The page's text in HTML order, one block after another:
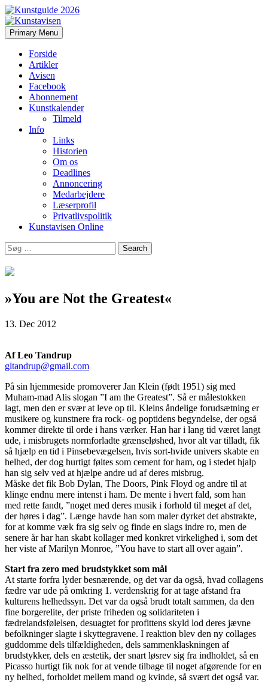
Kunstavisen
Search
Primary Menu Skip
to
Forside
Artikler
Avisen
Facebook
Abonnement
Kunstkalender
Tilmeld
Info
Links
Historien
Om os
Deadlines
Annoncering
Medarbejdere
Læserprofil
Privatlivspolitik
Kunstavisen Online
Search
for:
»You are Not the Greatest«
13. Dec 2012
Af Leo Tandrup
gltandrup@gmail.com
På sin hjemmeside promoverer Jan Klein (født 1951) sig med
Muham-mad Alis slogan ”I am the Greatest”. Så er målestokken
lagt, men den er svær at leve op til. Kleins åndelige forudsætning er
musikere og kunstnere fra rock- og poptidens begyndelse, der også
kommer direkte til orde i hans værker. Han har i lang tid været langt
ude, i misbrugets normforladte grænseløshed, hvor alt var tilladt, fik
så hjælp en tid i Pinsebevægelsen, hvis sort-hvide univers skabte en
helhed, der dog hurtigt føltes som cement for ham, og i stedet hjalp
han sig selv ved at hjælpe andre ud af deres misbrug.
Måske det fik Bob Dylan, The Doors, Pink Floyd og andre til at
klinge endnu mere intenst i ham. De mente i hvert fald, som han
med rette fandt, ”noget med deres musik i forhold til meget af det,
der høres i dag”. Længe havde han som maler dyrket det abstrakte,
for at komme væk fra sig selv og finde en slags indre ro, men de
senere år har han skabt kollager med konkret virkelighed i, som det
her viste af Marilyn Monroe, ”You have to start all over again”.
Start fra zero med brudstykket som mål
At starte forfra lyder besnærende, og det var da også, hvad collagens
fædre var ude på omkring 1. verdenskrig for at tage afstand fra
kulturens helhedssyn. Det var da også brudt totalt sammen, da den
fine borgerelite, der priste friheden og solidariteten i
fædrelandsfølelsen, desuagtet for profittens skyld lod deres jævne
befolkninger slagte i skyttegravene. I reaktion blev den ny collages
guddomme dels tilfældigheden, dels sammenklaskningen af
brudstykker, dels en æstetik, der snart løsrev sig fra indholdet, så en
Picasso hurtigt fik nok for at vende tilbage til noget afgørende for en
ny helhed, forholdet mellem mand og kvinde, så svært det også var.